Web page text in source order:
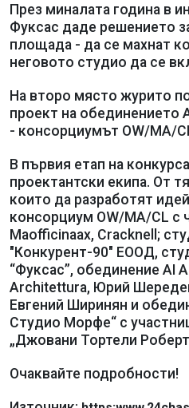
През миналата година в
Фуксас даде решението
площада - да се махнат
неговото студио да се
На второ място журито
проект на обединението
- консорциумът OW/MA/
В първия етап на
проектантски екипа. От
които да разработят
консорциум OW/MA/CL с
Maofficinaах, Сracknell;
"Конкурент-90" ЕООД,
“Фуксас”, обединение AI
Architettura, Юрий
Евгений Ширинян и
Студио Морфе“ с
„Джовани Тортели
Очаквайте подробности!